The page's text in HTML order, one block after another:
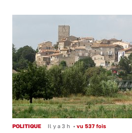
POLITIQUE Il y a 3 h • vu 537 fois